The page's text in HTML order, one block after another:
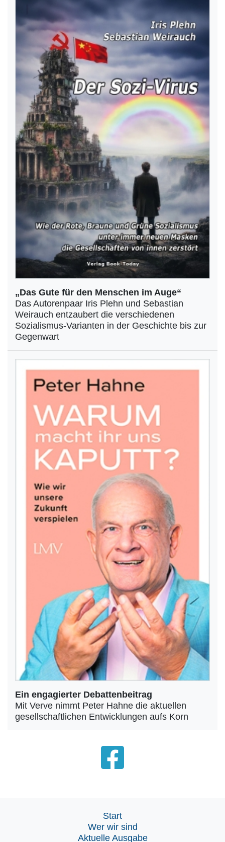
„Das Gute für den Menschen im Auge“
Das Autorenpaar Iris Plehn und Sebastian
Weirauch entzaubert die verschiedenen
Sozialismus-Varianten in der Geschichte bis zur
Gegenwart
Ein engagierter Debattenbeitrag
Mit Verve nimmt Peter Hahne die aktuellen
gesellschaftlichen Entwicklungen aufs Korn
Start
Wer wir sind
Aktuelle Ausgabe